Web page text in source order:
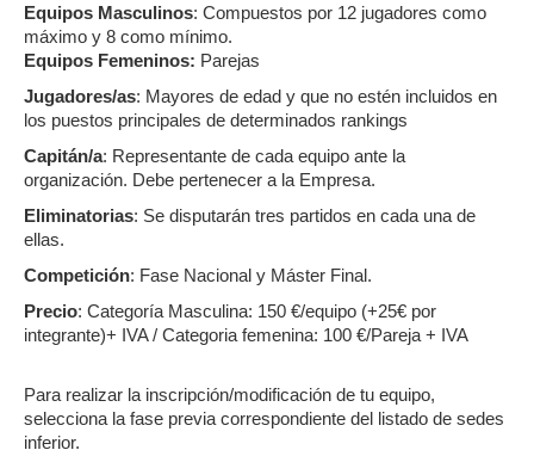
Equipos Masculinos: Compuestos por 12 jugadores como
máximo y 8 como mínimo.
Equipos Femeninos: Parejas
Jugadores/as: Mayores de edad y que no estén incluidos en
los puestos principales de determinados rankings
Capitán/a: Representante de cada equipo ante la
organización. Debe pertenecer a la Empresa.
Eliminatorias: Se disputarán tres partidos en cada una de
ellas.
Competición: Fase Nacional y Máster Final.
Precio: Categoría Masculina: 150 €/equipo (+25€ por
integrante)+ IVA / Categoria femenina: 100 €/Pareja + IVA
Para realizar la inscripción/modificación de tu equipo,
selecciona la fase previa correspondiente del listado de sedes
inferior.